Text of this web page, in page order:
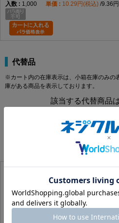
1,000
10.29円(税込) 9.36
代替品
※カート内の在庫表示は、小箱在庫のみ
庫がある商品を表示しております。
該当する代替商品
メッキ違い商品
※カート内の在庫表示は、小箱在庫のみの
庫がある商品を表示しております。
ＰＴスクリュー（１４１１ーＨ１
3000PF010022005003
この商品の詳細はコチラ